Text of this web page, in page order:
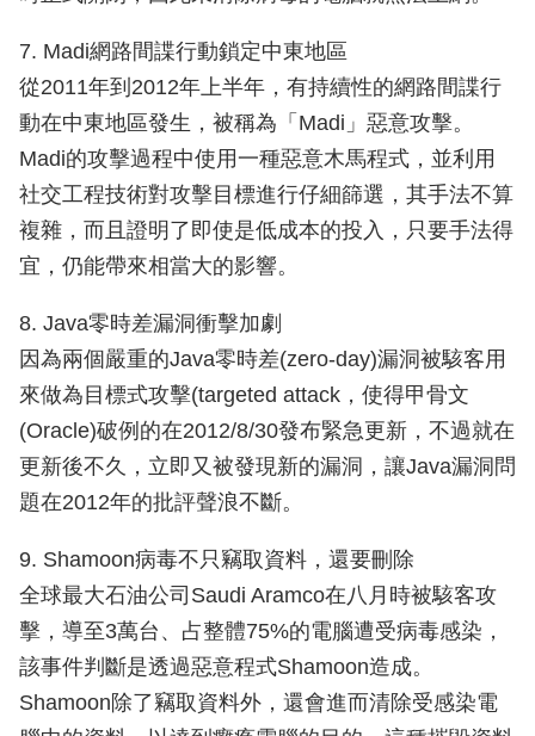
7. Madi網路間諜行動鎖定中東地區
從2011年到2012年上半年，有持續性的網路間諜行
動在中東地區發生，被稱為「Madi」惡意攻擊。
Madi的攻擊過程中使用一種惡意木馬程式，並利用
社交工程技術對攻擊目標進行仔細篩選，其手法不算
複雜，而且證明了即使是低成本的投入，只要手法得
宜，仍能帶來相當大的影響。
8. Java零時差漏洞衝擊加劇
因為兩個嚴重的Java零時差(zero-day)漏洞被駭客用
來做為目標式攻擊(targeted attack，使得甲骨文
(Oracle)破例的在2012/8/30發布緊急更新，不過就在
更新後不久，立即又被發現新的漏洞，讓Java漏洞問
題在2012年的批評聲浪不斷。
9. Shamoon病毒不只竊取資料，還要刪除
全球最大石油公司Saudi Aramco在八月時被駭客攻
擊，導至3萬台、占整體75%的電腦遭受病毒感染，
該事件判斷是透過惡意程式Shamoon造成。
Shamoon除了竊取資料外，還會進而清除受感染電